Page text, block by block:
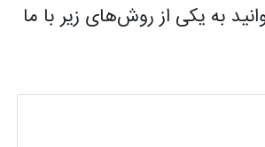
به یکی از روش‌های زیر با ما